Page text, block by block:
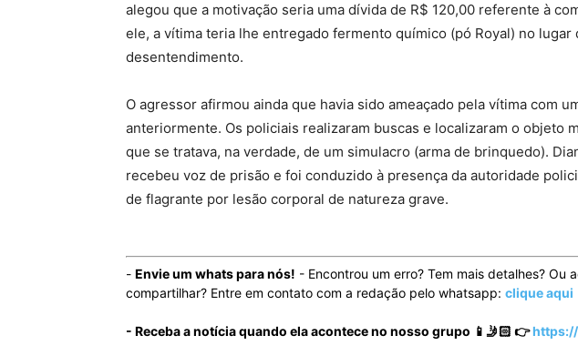
alegou que a motivação seria uma dívida de R$ 120,00 referente à
ele, a vítima teria lhe entregado fermento químico (pó Royal) no lugar
desentendimento.
O agressor afirmou ainda que havia sido ameaçado pela vítima com
anteriormente. Os policiais realizaram buscas e localizaram o objeto
que se tratava, na verdade, de um simulacro (arma de brinquedo).
recebeu voz de prisão e foi conduzido à presença da autoridade
de flagrante por lesão corporal de natureza grave.
- Envie um whats para nós! - Encontrou um erro? Tem mais detalhes? Ou
compartilhar? Entre em contato com a redação pelo whatsapp: clique aqui
- Receba a notícia quando ela acontece no nosso grupo 📱🤳🏻 👉https://